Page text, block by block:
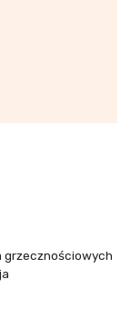
grzecznościowych